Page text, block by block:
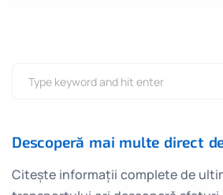
Descoperă mai multe direct
Citește informații complete de